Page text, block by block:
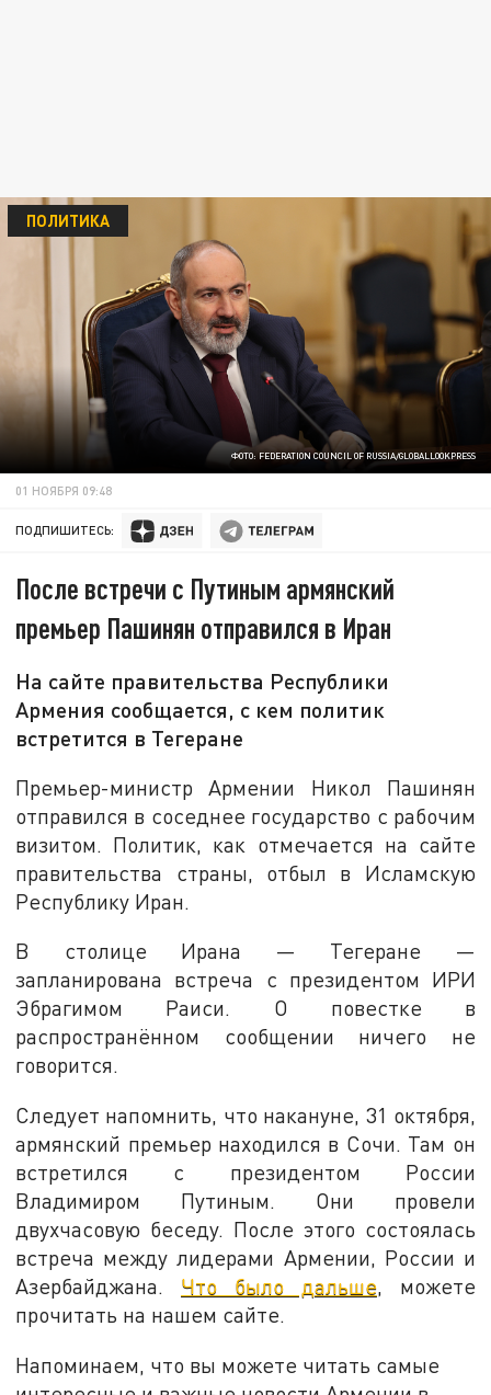
ФОТО: FEDERATION COUNCIL OF RUSSIA/GLOBALLOOKPRESS
ПОЛИТИКА
01 НОЯБРЯ 09:48
ПОДПИШИТЕСЬ:
После встречи с Путиным армянский
премьер Пашинян отправился в Иран
На сайте правительства Республики
Армения сообщается, с кем политик
встретится в Тегеране
Премьер-министр Армении Никол Пашинян
отправился в соседнее государство с рабочим
визитом. Политик, как отмечается на сайте
правительства страны, отбыл в Исламскую
Республику Иран.
В столице Ирана — Тегеране —
запланирована встреча с президентом ИРИ
Эбрагимом Раиси. О повестке в
распространённом сообщении ничего не
говорится.
Следует напомнить, что накануне, 31 октября,
армянский премьер находился в Сочи. Там он
встретился с президентом России
Владимиром Путиным. Они провели
двухчасовую беседу. После этого состоялась
встреча между лидерами Армении, России и
Азербайджана. Что было дальше, можете
прочитать на нашем сайте.
Напоминаем, что вы можете читать самые